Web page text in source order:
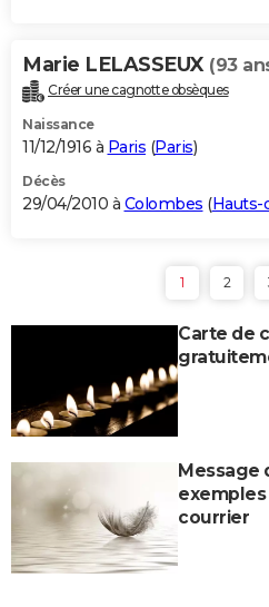
Marie LELASSEUX (93
Créer une cagnotte obsèques
Naissance
11/12/1916 à Paris (Paris)
Décès
29/04/2010 à Colombes (Hauts-
1 2
Carte de
Message
courrier